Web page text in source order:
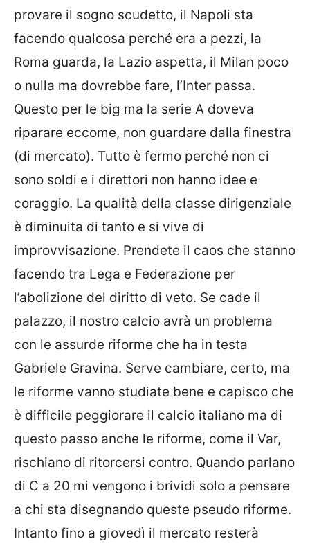
provare il sogno scudetto, il Napoli sta
facendo qualcosa perché era a pezzi, la
Roma guarda, la Lazio aspetta, il Milan poco
o nulla ma dovrebbe fare, l’Inter passa.
Questo per le big ma la serie A doveva
riparare eccome, non guardare dalla finestra
(di mercato). Tutto è fermo perché non ci
sono soldi e i direttori non hanno idee e
coraggio. La qualità della classe dirigenziale
è diminuita di tanto e si vive di
improvvisazione. Prendete il caos che stanno
facendo tra Lega e Federazione per
l’abolizione del diritto di veto. Se cade il
palazzo, il nostro calcio avrà un problema
con le assurde riforme che ha in testa
Gabriele Gravina. Serve cambiare, certo, ma
le riforme vanno studiate bene e capisco che
è difficile peggiorare il calcio italiano ma di
questo passo anche le riforme, come il Var,
rischiano di ritorcersi contro. Quando parlano
di C a 20 mi vengono i brividi solo a pensare
a chi sta disegnando queste pseudo riforme.
Intanto fino a giovedì il mercato resterà